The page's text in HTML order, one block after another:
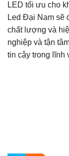
LED tối ưu cho
Led Đại Nam sẽ
chất lượng và
nghiệp và tận
tin cậy trong lĩnh